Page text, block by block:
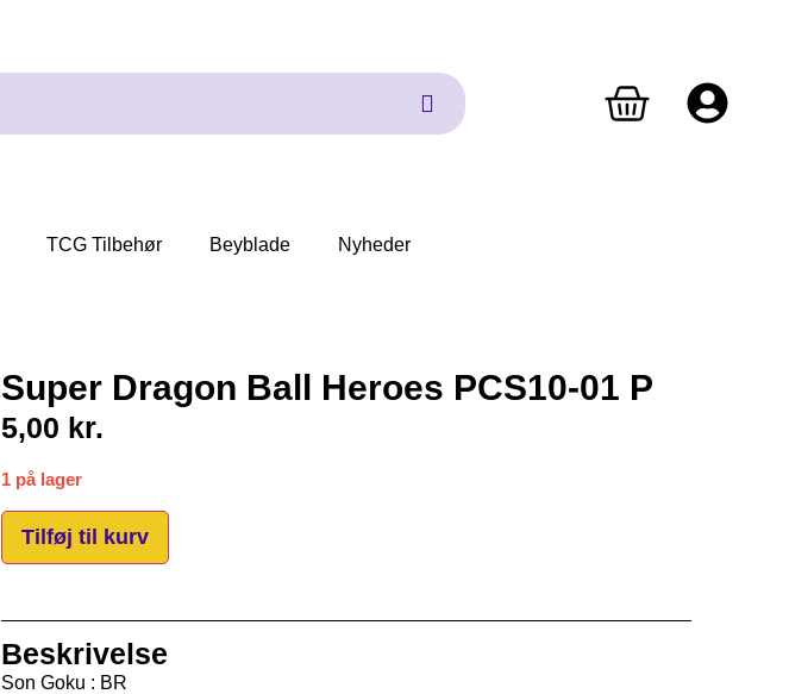
TCG Tilbehør Beyblade Nyheder
Super Dragon Ball Heroes PCS10-01 P
5,00 kr.
1 på lager
Tilføj til kurv
Beskrivelse
Son Goku : BR